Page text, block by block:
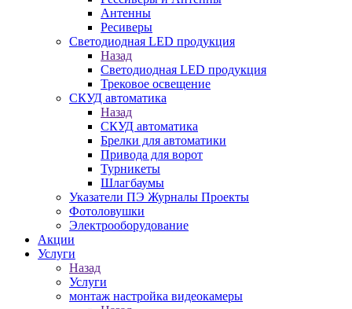
Антенны
Ресиверы
Светодиодная LED продукция
Назад
Светодиодная LED продукция
Трековое освещение
СКУД автоматика
Назад
СКУД автоматика
Брелки для автоматики
Привода для ворот
Турникеты
Шлагбаумы
Указатели ПЭ Журналы Проекты
Фотоловушки
Электрооборудование
Акции
Услуги
Назад
Услуги
монтаж настройка видеокамеры